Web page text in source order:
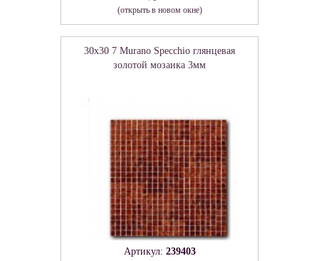
(открыть в новом окне)
30x30 7 Murano Specchio глянцевая
золотой мозаика 3мм
Артикул: 239403